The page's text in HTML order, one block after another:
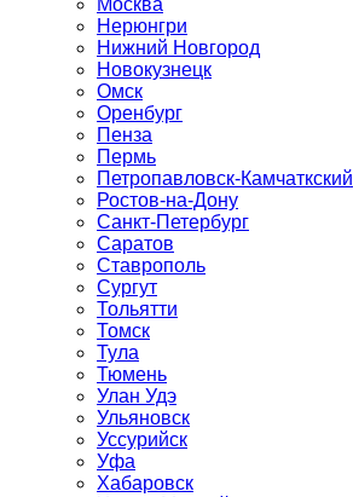
Москва
Нерюнгри
Нижний Новгород
Новокузнецк
Омск
Оренбург
Пенза
Пермь
Петропавловск-Камчаткский
Ростов-на-Дону
Санкт-Петербург
Саратов
Ставрополь
Сургут
Тольятти
Томск
Тула
Тюмень
Улан Удэ
Ульяновск
Уссурийск
Уфа
Хабаровск